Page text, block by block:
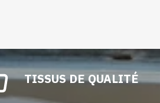
TISSUS DE QUALITÉ